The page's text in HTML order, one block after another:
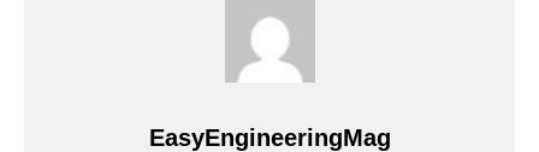
EasyEngineeringMag